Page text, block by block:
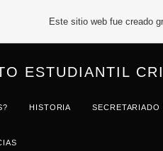
ESTUDIANTIL
HISTORIA SECRETARIADO
Este sitio web fue creado